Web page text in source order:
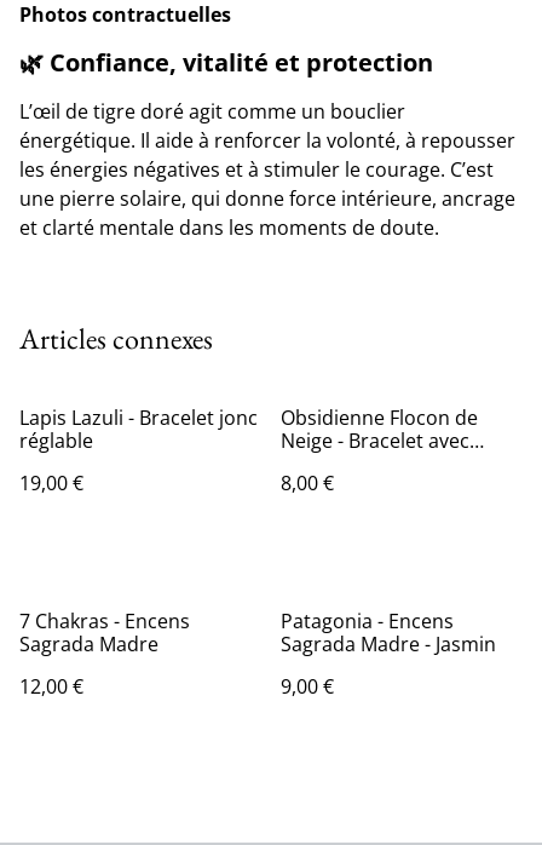
Photos contractuelles
🌿 Confiance, vitalité et protection
L’œil de tigre doré agit comme un bouclier
énergétique. Il aide à renforcer la volonté, à repousser
les énergies négatives et à stimuler le courage. C’est
une pierre solaire, qui donne force intérieure, ancrage
et clarté mentale dans les moments de doute.
Articles connexes
Lapis Lazuli - Bracelet jonc
réglable
19,00 €
Obsidienne Flocon de
Neige - Bracelet avec
8,00 €
7 Chakras - Encens
Sagrada Madre
12,00 €
Patagonia - Encens
Sagrada Madre - Jasmin
9,00 €